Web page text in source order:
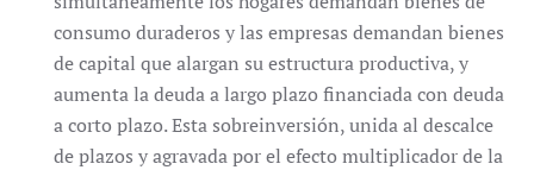
consumo duraderos y las empresas demandan bienes
de capital que alargan su estructura productiva, y
aumenta la deuda a largo plazo financiada con deuda
a corto plazo. Esta sobreinversión, unida al descalce
de plazos y agravada por el efecto multiplicador de la